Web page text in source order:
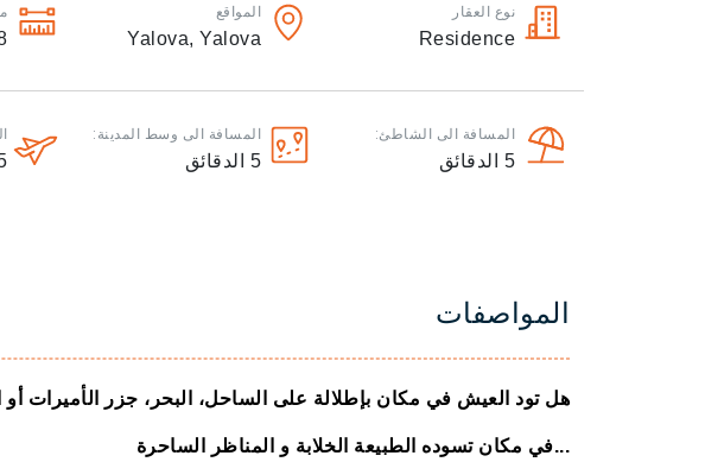
نوع العقار
Residence
المواقع
Yalova,Yalova
المسافة الى الشاطئ:
5
الدقائق
المسافة الى وسط المدينة:
5
الدقائق
المواصفات
هل تود العيش في مكان بإطلالة على الساحل، البحر، جزر الأميرات أو
في مكان تسوده الطبيعة الخلابة و المناظر الساحرة...